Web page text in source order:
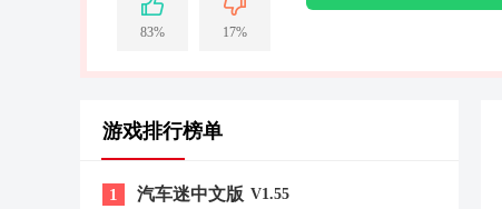
83% 17%
游戏排行榜单
1 汽车迷中文版 V1.55